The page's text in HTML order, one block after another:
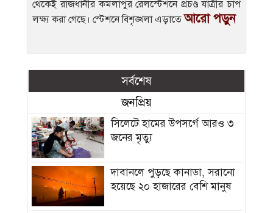
থেকেই রাজধানীর কমলাপুর রেলস্টেশনে প্রচণ্ড যাত্রীর চাপ
লক্ষ্য করা গেছে। স্টেশনে বিশৃঙ্খলা এড়াতে আরো পড়ুন
সর্বশেষ
জনপ্রিয়
সিলেটে হামের উপসর্গে আরও ৩
জনের মৃত্যু
দাবানলে পুড়ছে কানাডা, সরানো
হয়েছে ২০ হাজারের বেশি মানুষ